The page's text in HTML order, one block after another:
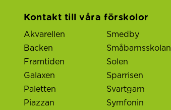
Kontakt till våra förskolor
Akvarellen
Backen
Framtiden
Galaxen
Paletten
Piazzan
Smedby
Småbarnsskolan
Solen
Sparrisen
Svartgarn
Symfonin